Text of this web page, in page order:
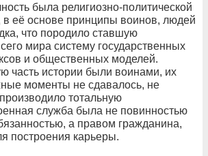
была религиозно-политической
в её основе принципы воинов, людей
что породило ставшую
мира систему государственных
и общественных моделей.
часть истории были воинами, их
моменты не сдавалось, не
тотальную
служба была не повинностью
а правом гражданина,
построения карьеры.